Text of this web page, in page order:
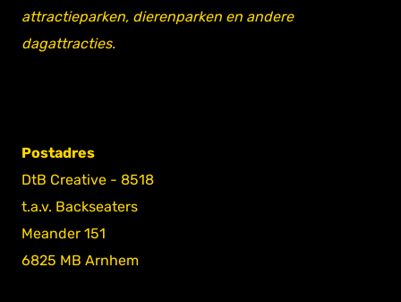
attractieparken, dierenparken en andere
dagattracties.
Postadres
DtB Creative - 8518
t.a.v. Backseaters
Meander 151
6825 MB Arnhem